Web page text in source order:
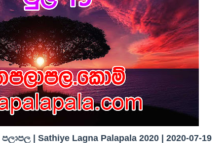
| Sathiye Lagna Palapala 2020 | 2020-07-19